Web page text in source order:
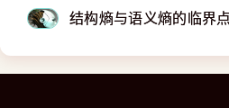
结构熵与语义熵的临界